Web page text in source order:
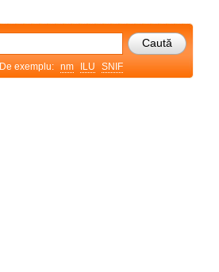
De exemplu: nm ILU SNIF